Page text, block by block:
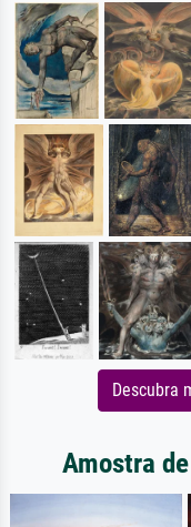
Descubra
Amostra